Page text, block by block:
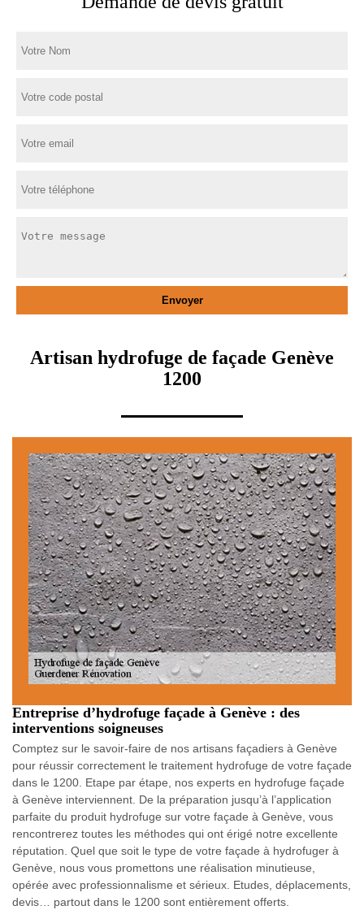
Artisan hydrofuge de façade Genève
1200
Entreprise d’hydrofuge façade à Genève : des
interventions soigneuses
Comptez sur le savoir-faire de nos artisans façadiers à Genève
pour réussir correctement le traitement hydrofuge de votre façade
dans le 1200. Etape par étape, nos experts en hydrofuge façade
à Genève interviennent. De la préparation jusqu’à l’application
parfaite du produit hydrofuge sur votre façade à Genève, vous
rencontrerez toutes les méthodes qui ont érigé notre excellente
réputation. Quel que soit le type de votre façade à hydrofuger à
Genève, nous vous promettons une réalisation minutieuse,
opérée avec professionnalisme et sérieux. Etudes, déplacements,
devis… partout dans le 1200 sont entièrement offerts.